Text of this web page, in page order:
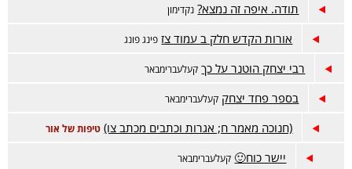
תודה. איפה זה נמצא? נקדימון
אורות הקדש חלק ב עמוד צז פינג פונג
רבי יצחק הוטנר על כך קעלעברימבאר
בספר פחד יצחק קעלעברימבאר
(חנוכה מאמר ח; אגרות וכתבים מכתב צו) טיפות של אור
יישר כוח🙂 קעלעברימבאר